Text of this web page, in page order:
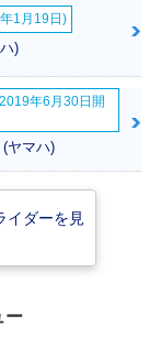
2003年 XJR130
ジ
0・マイナーチェン
1月19日)
)
年6月30日開
ヤマハ)
イダーを見
ー